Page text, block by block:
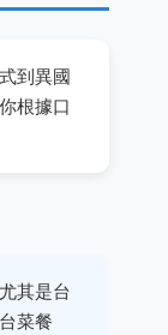
到異國
根據口
其是台
菜餐